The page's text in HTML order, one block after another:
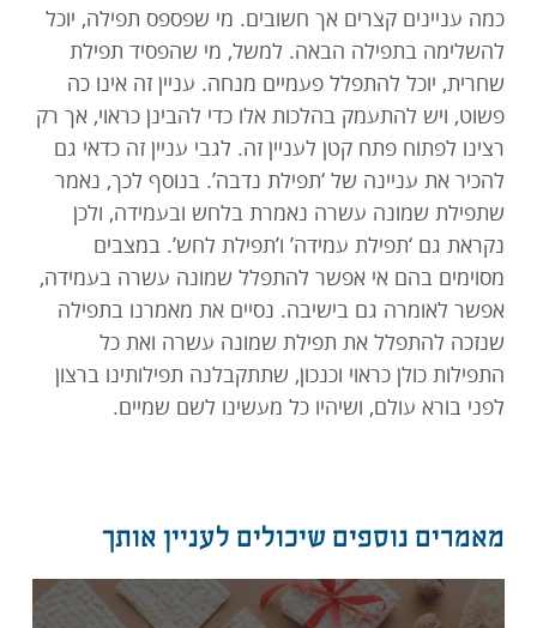
כמה עניינים קצרים אך חשובים. מי שפספס תפילה, יוכל
להשלימה בתפילה הבאה. למשל, מי שהפסיד תפילת
שחרית, יוכל להתפלל פעמיים מנחה. עניין זה אינו כה
פשוט, ויש להתעמק בהלכות אלו כדי להבינן כראוי, אך רק
רצינו לפתוח פתח קטן לעניין זה. לגבי עניין זה כדאי גם
להכיר את עניינה של ‘תפילת נדבה’. בנוסף לכך, נאמר
שתפילת שמונה עשרה נאמרת בלחש ובעמידה, ולכן
נקראת גם ‘תפילת עמידה’ ו’תפילת לחש’. במצבים
מסוימים בהם אי אפשר להתפלל שמונה עשרה בעמידה,
אפשר לאומרה גם בישיבה. נסיים את מאמרנו בתפילה
שנזכה להתפלל את תפילת שמונה עשרה ואת כל
התפילות כולן כראוי וכנכון, שתתקבלנה תפילותינו ברצון
לפני בורא עולם, ושיהיו כל מעשינו לשם שמיים.
מאמרים נוספים שיכולים לעניין אותך